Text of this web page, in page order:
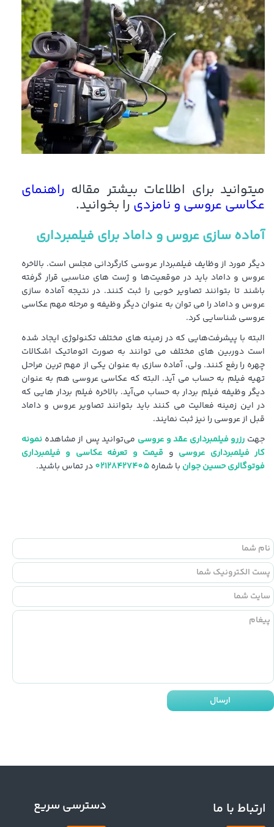
میتوانید برای اطلاعات بیشتر مقاله راهنمای
عکاسی عروسی و نامزدی را بخوانید.
آماده سازی عروس و داماد برای فیلمبرداری
دیگر مورد از وظایف فیلمبردار عروسی کارگردانی مجلس است. بالاخره
عروس و داماد باید در موقعیت‌ها و ژست های مناسبی قرار گرفته
باشند تا بتوانند تصاویر خوبی را ثبت کنند. در نتیجه آماده سازی
عروس و داماد را می توان به عنوان دیگر وظیفه و مرحله مهم عکاسی
عروسی شناسایی کرد.
البته با پیشرفت‌هایی که در زمینه های مختلف تکنولوژی ایجاد شده
است دوربین های مختلف می توانند به صورت اتوماتیک اشکالات
چهره را رفع کنند. ولی، آماده سازی به عنوان یکی از مهم ترین مراحل
تهیه فیلم به حساب می آید. البته که عکاسی عروسی هم به عنوان
دیگر وظیفه فیلم بردار به حساب می‌آید. بالاخره فیلم بردار هایی که
در این زمینه فعالیت می کنند باید بتوانند تصاویر عروس و داماد
قبل از عروسی را نیز ثبت نمایند.
جهت رزرو فیلمبرداری عقد و عروسی می‌توانید پس از مشاهده نمونه
کار فیلمبرداری عروسی و قیمت و تعرفه عکاسی و فیلمبرداری
فوتوگالری حسین جوان با شماره02128427405در تماس باشید.
ارسال
ارتباط با ما دسترسی سریع